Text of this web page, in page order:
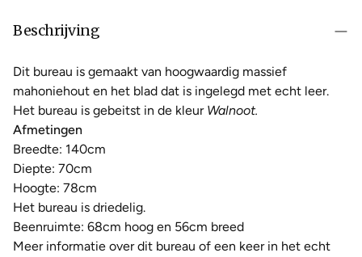
Beschrijving
Dit bureau is gemaakt van hoogwaardig massief
mahoniehout en het blad dat is ingelegd met echt leer.
Het bureau is gebeitst in de kleur Walnoot.
Afmetingen
Breedte: 140cm
Diepte: 70cm
Hoogte: 78cm
Het bureau is driedelig.
Beenruimte: 68cm hoog en 56cm breed
Meer informatie over dit bureau of een keer in het echt